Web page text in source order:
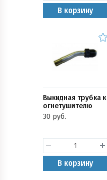
В корзину
Выкидная трубка к
огнетушителю
(ОУ-1,2,3)
30 руб.
В корзину